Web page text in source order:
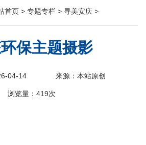
首页 > 专题专栏 > 寻美安庆 >
保主题摄影
04-14 来源：本站原创
浏览量： 419次